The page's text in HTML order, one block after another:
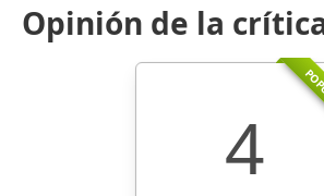
Opinión de la
4